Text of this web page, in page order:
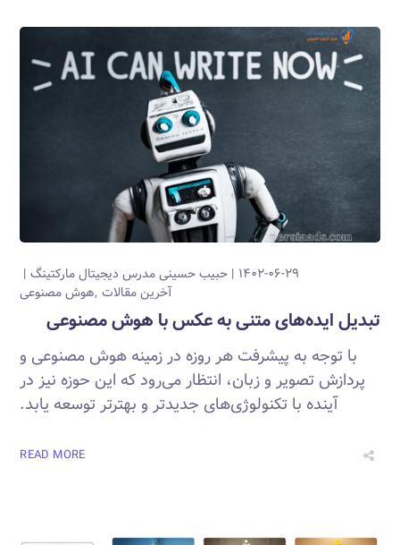
۱۴۰۲-۰۶-۲۹ حبیب حسینیمدرس دیجیتال مارکتینگ
آخرین مقالات هوش مصنوعی
تبدیل ایده‌های متنی به عکس با هوش مصنوعی
با توجه به پیشرفت هر روزه در زمینه هوش مصنوعی و
پردازش تصویر و زبان، انتظار می‌رود که این حوزه نیز در
آینده با تکنولوژی‌های جدیدتر و بهترتر توسعه یابد.
READ MORE